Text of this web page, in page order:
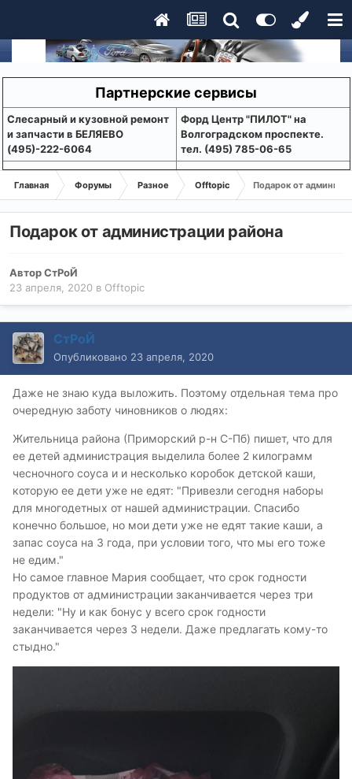
Партнерские сервисы
Слесарный и кузовной ремонт
и запчасти в БЕЛЯЕВО
(495)-222-6064
Форд Центр "ПИЛОТ" на
Волгоградском проспекте.
тел. (495) 785-06-65
Главная Форумы Разное Offtopic Подарок от
Подарок от администрации района
АвторСтРоЙ
23 апреля, 2020 в Offtopic
СтРоЙ
Опубликовано 23 апреля, 2020
Даже не знаю куда выложить. Поэтому отдельная тема про
очередную заботу чиновников о людях:
Жительница района (Приморский р-н С-Пб) пишет, что для
ее детей администрация выделила более 2 килограмм
чесночного соуса и и несколько коробок детской каши,
которую ее дети уже не едят: "Привезли сегодня наборы
для многодетных от нашей администрации. Спасибо
конечно большое, но мои дети уже не едят такие каши, а
запас соуса на 3 года, при условии того, что мы его тоже
не едим."
Но самое главное Мария сообщает, что срок годности
продуктов от администрации заканчивается через три
недели: "Ну и как бонус у всего срок годности
заканчивается через 3 недели. Даже предлагать кому-то
стыдно."